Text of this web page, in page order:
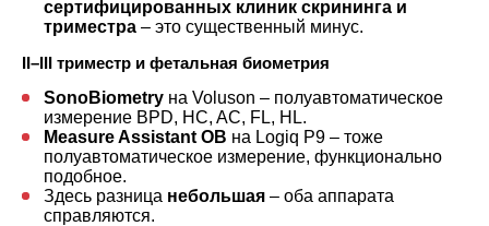
сертифицированных клиник скрининга и
триместра – это существенный минус.
II–III триместр и фетальная биометрия
SonoBiometry на Voluson – полуавтоматическое
измерение BPD, HC, AC, FL, HL.
Measure Assistant OB на Logiq P9 – тоже
полуавтоматическое измерение, функционально
подобное.
Здесь разница небольшая – оба аппарата
справляются.